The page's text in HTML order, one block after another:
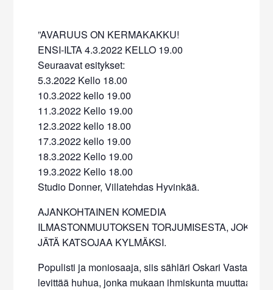
”AVARUUS ON KERMAKAKKU!
ENSI-ILTA 4.3.2022 KELLO 19.00
Seuraavat esitykset:
5.3.2022 Kello 18.00
10.3.2022 kello 19.00
11.3.2022 Kello 19.00
12.3.2022 kello 18.00
17.3.2022 kello 19.00
18.3.2022 Kello 19.00
19.3.2022 Kello 18.00
Studio Donner, Villatehdas Hyvinkää.
AJANKOHTAINEN KOMEDIA
ILMASTONMUUTOKSEN TORJUMISESTA, JOKA EI
JÄTÄ KATSOJAA KYLMÄKSI.
Populisti ja moniosaaja, siis sähläri Oskari Vastahaka
levittää huhua, jonka mukaan ihmiskunta muuttaa